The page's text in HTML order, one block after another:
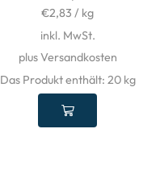
€2,83 / kg
inkl. MwSt.
plus Versandkosten
Das Produkt enthält: 20 kg